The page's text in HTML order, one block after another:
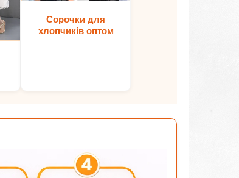
Сорочки для
хлопчиків оптом